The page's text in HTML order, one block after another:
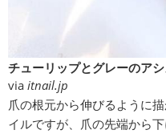
チューリップとグレーのア
via itnail.jp
爪の根元から伸びるように
イルですが、爪の先端から